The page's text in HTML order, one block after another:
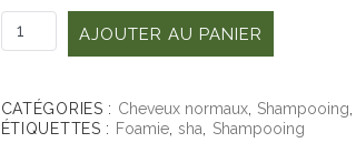
quantité
de
Coconuts
AJOUTER AU PANIER
CATÉGORIES : Cheveux normaux, Shampooing,
ÉTIQUETTES : Foamie,sha, Shampooing